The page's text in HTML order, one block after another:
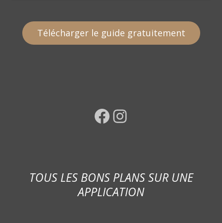
Télécharger le guide gratuitement
Facebook Instagram
TOUS LES BONS PLANS SUR UNE
APPLICATION